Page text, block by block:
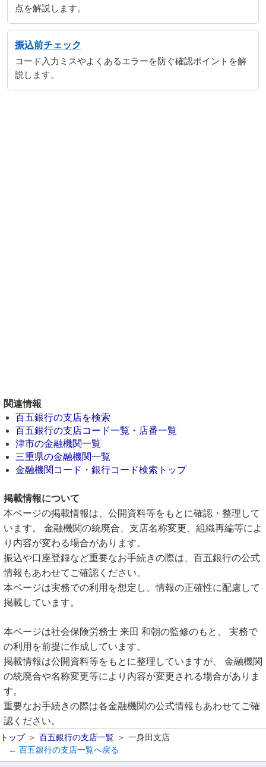
点を解説します。
振込前チェック
コード入力ミスやよくあるエラーを防ぐ確認ポイントを解
説します。
関連情報
百五銀行の支店を検索
百五銀行の支店コード一覧・店番一覧
津市の金融機関一覧
三重県の金融機関一覧
金融機関コード・銀行コード検索トップ
掲載情報について
本ページの掲載情報は、公開資料等をもとに確認・整理して
います。 金融機関の統廃合、支店名称変更、組織再編等によ
り内容が変わる場合があります。
振込や口座登録など重要なお手続きの際は、百五銀行の公式
情報もあわせてご確認ください。
本ページは実務での利用を想定し、情報の正確性に配慮して
掲載しています。
本ページは社会保険労務士 来田 和朝の監修のもと、 実務で
の利用を前提に作成しています。
掲載情報は公開資料等をもとに整理していますが、 金融機関
の統廃合や名称変更等により内容が変更される場合がありま
す。
重要なお手続きの際は各金融機関の公式情報もあわせてご確
認ください。
トップ 百五銀行の支店一覧
一身田支店
← 百五銀行の支店一覧へ戻る